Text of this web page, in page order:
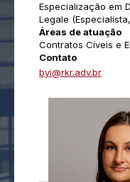
Especialização em
Legale
Áreas de atuação
Contratos Cíveis e
Contato
byi@rkr.adv.br